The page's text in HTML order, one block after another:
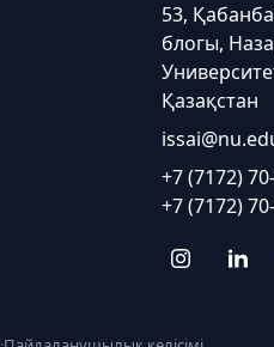
53,
блогы,
Қазақстан
+7 (7172)
+7 (7172)